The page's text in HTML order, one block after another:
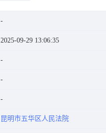
2025-09-29 13:06:35
昆明市五华区人民法院